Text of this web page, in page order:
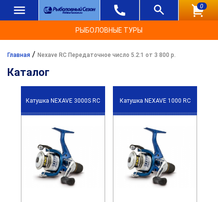
0
РЫБОЛОВНЫЕ ТУРЫ
Главная / Nexave RC Передаточное число 5.2:1 от 3 800 р.
Каталог
Катушка NEXAVE 3000S RC Катушка NEXAVE 1000 RC